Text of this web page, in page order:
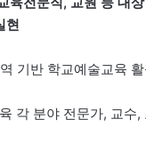
현
기반 학교예술교육
각 분야 전문가, 교수